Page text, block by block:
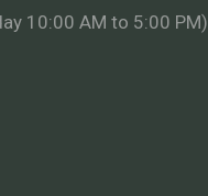
10:00 AM to 5:00 PM)